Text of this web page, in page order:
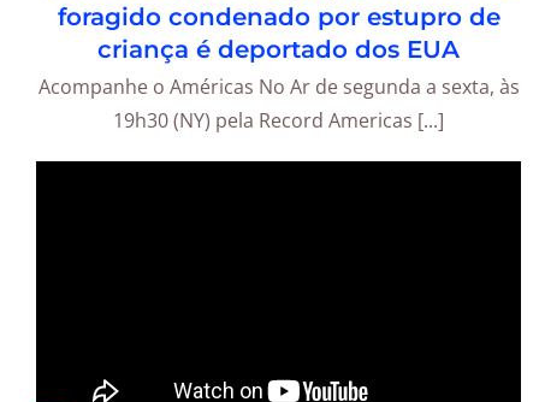
foragido condenado por estupro de
criança é deportado dos EUA
Acompanhe o Américas No Ar de segunda a sexta, às
19h30 (NY) pela Record Americas [...]